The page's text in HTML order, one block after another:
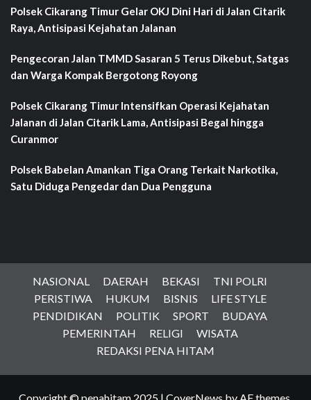
Polsek Cikarang Timur Gelar OKJ Dini Hari di Jalan Citarik
Raya, Antisipasi Kejahatan Jalanan
Pengecoran Jalan TMMD Sasaran 5 Terus Dikebut, Satgas
dan Warga Kompak Bergotong Royong
Polsek Cikarang Timur Intensifkan Operasi Kejahatan
Jalanan di Jalan Citarik Lama, Antisipasi Begal hingga
Curanmor
Polsek Babelan Amankan Tiga Orang Terkait Narkotika,
Satu Diduga Pengedar dan Dua Pengguna
NASIONAL DAERAH BEKASI
TNI POLRI
PERISTIWA
HUKUM BISNIS
LIFE STYLE
PENDIDIKAN
POLITIK SPORT
BUDAYA
PEMERINTAH
RELIGI
WISATA
REDAKSI PENA HITAM